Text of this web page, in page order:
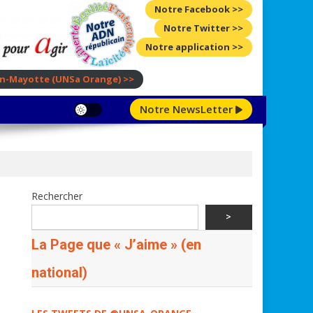
Notre Facebook >>
Notre Twitter >>
Notre application >>
Mayotte (UNSa Orange) >>
Notre NewsLetter
Rechercher
>
La Page que « J’aime » (en
national)